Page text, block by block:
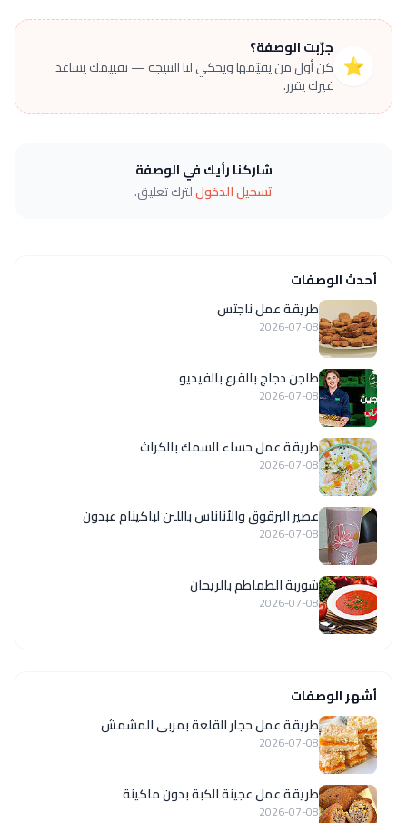
⭐
جرّبت الوصفة؟
كن أول من يقيّمها ويحكي لنا النتيجة — تقييمك يساعد
غيرك يقرر.
شاركنا رأيك في الوصفة
تسجيل الدخوللترك تعليق.
أحدث الوصفات
طريقة عمل ناجتس
2026-07-08
طاجن دجاج بالقرع بالفيديو
2026-07-08
طريقة عمل حساء السمك بالكراث
2026-07-08
عصير البرقوق والأناناس باللبن لباكينام عبدون
2026-07-08
شوربة الطماطم بالريحان
2026-07-08
أشهر الوصفات
طريقة عمل حجار القلعة بمربى المشمش
2026-07-08
طريقة عمل عجينة الكبة بدون ماكينة
2026-07-08